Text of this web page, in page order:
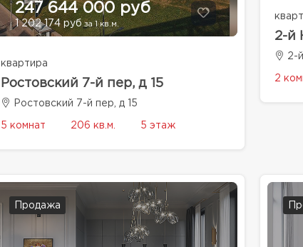
247 644 000 руб
1 202 174 руб за 1 кв.м.
квартира
Ростовский 7-й пер, д 15
Ростовский 7-й пер, д 15
5 комнат 206 кв.м. 5 этаж
2-й
2-
2
Продажа